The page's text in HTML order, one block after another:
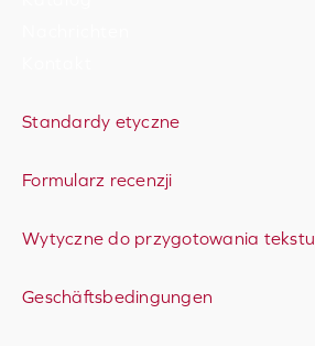
Standardy etyczne
Formularz recenzji
Wytyczne do przygotowania tekstu
Geschäftsbedingungen